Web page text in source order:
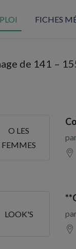
FICHES
de 141 –
O LES
FEMMES
LOOK'S